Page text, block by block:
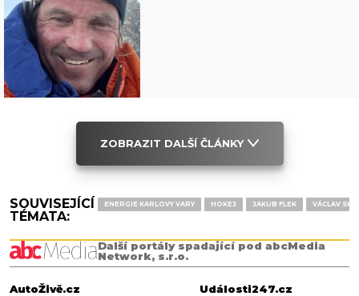
ZOBRAZIT DALŠÍ ČLÁNKY
SOUVISEJÍCÍ
TÉMATA:
ENERGIE KARLOVY VARY HOKEJ JAKUB FLEK VÁCLAV
Další portály spadající pod abcMedia
Network, s.r.o.
AutoŽivě.cz
Události247.cz